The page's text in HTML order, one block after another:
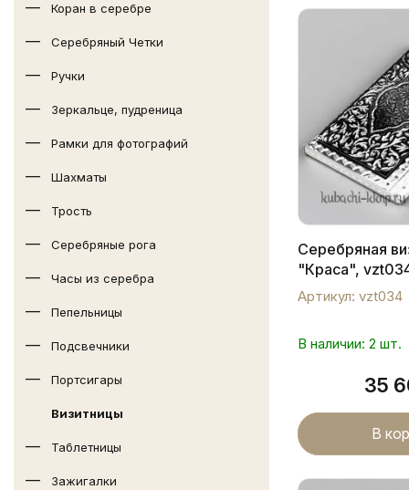
Коран в серебре
Серебряный Четки
Ручки
Зеркальце, пудреница
Рамки для фотографий
Шахматы
Трость
Серебряные рога
Часы из серебра
Пепельницы
Подсвечники
Портсигары
Визитницы
Таблетницы
Зажигалки
Серебряная
"Краса",
Артикул: vzt034
В наличии: 2 шт.
35
В